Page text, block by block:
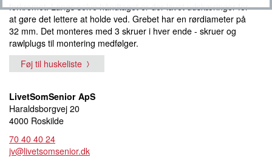
forkromet. Langs selve håndtaget er der lavet udskæringer for
at gøre det lettere at holde ved. Grebet har en rørdiameter på
32 mm. Det monteres med 3 skruer i hver ende - skruer og
rawlplugs til montering medfølger.
Føj til huskeliste
LivetSomSenior ApS
Haraldsborgvej 20
4000 Roskilde
70 40 40 24
jv@livetsomsenior.dk